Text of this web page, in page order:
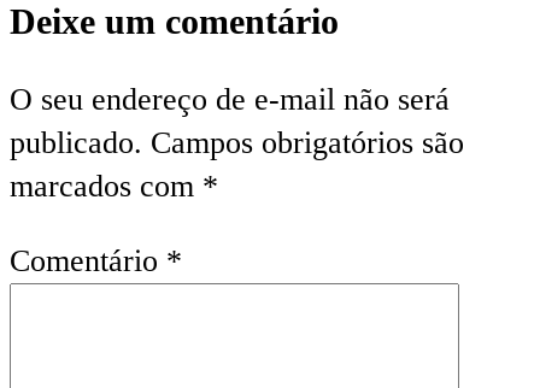
Deixe um comentário
O seu endereço de e-mail não será
publicado. Campos obrigatórios são
marcados com *
Comentário *